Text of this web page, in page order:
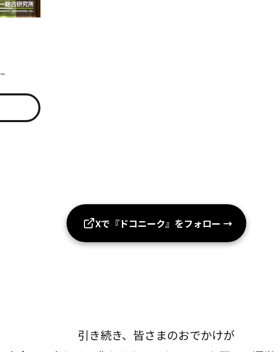
Xで『ドコニーク』をフォロー →
引き続き、皆さまのおでかけが